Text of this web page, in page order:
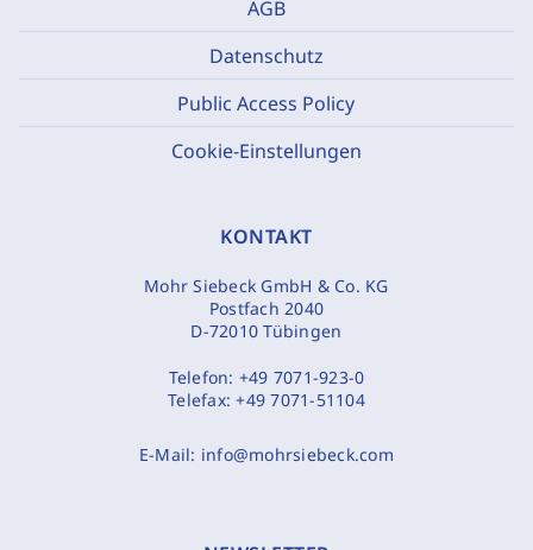
AGB
Datenschutz
Public Access Policy
Cookie-Einstellungen
KONTAKT
Mohr Siebeck GmbH & Co. KG
Postfach 2040
D-72010 Tübingen
Telefon: +49 7071-923-0
Telefax:+49 7071-51104
E-Mail: info@mohrsiebeck.com